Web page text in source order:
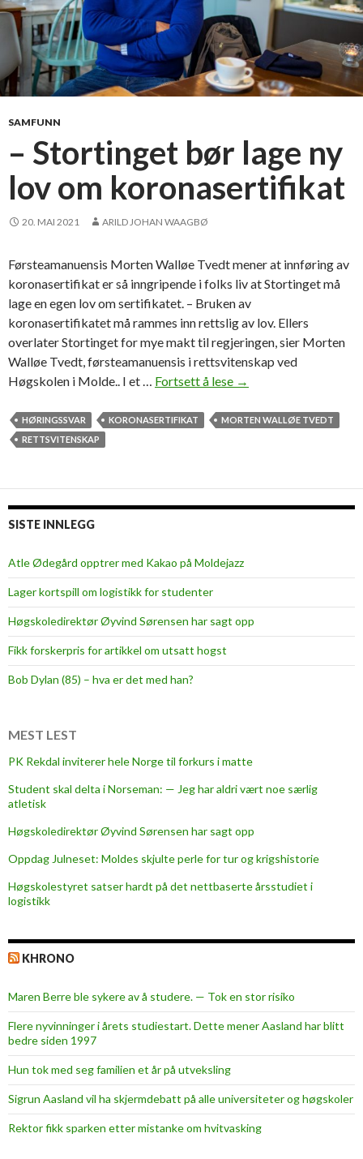
SAMFUNN
– Stortinget bør lage ny
lov om koronasertifikat
20. MAI 2021 ARILD JOHAN WAAGBØ
Førsteamanuensis Morten Walløe Tvedt mener at innføring av
koronasertifikat er så inngripende i folks liv at Stortinget må
lage en egen lov om sertifikatet. – Bruken av
koronasertifikatet må rammes inn rettslig av lov. Ellers
overlater Stortinget for mye makt til regjeringen, sier Morten
Walløe Tvedt, førsteamanuensis i rettsvitenskap ved
Høgskolen i Molde.. I et … Fortsett å lese –
t
t
r
l
o
o
k
o
n
e
r
f
i
k
→
HØRINGSSVAR KORONASERTIFIKAT
MORTEN WALLØE TVEDT
RETTSVITENSKAP
SISTE INNLEGG
Atle Ødegård opptrer med Kakao på Moldejazz
Lager kortspill om logistikk for studenter
Høgskoledirektør Øyvind Sørensen har sagt opp
Fikk forskerpris for artikkel om utsatt hogst
Bob Dylan (85) – hva er det med han?
MEST LEST
PK Rekdal inviterer hele Norge til forkurs i matte
Student skal delta i Norseman: — Jeg har aldri vært noe særlig
atletisk
Høgskoledirektør Øyvind Sørensen har sagt opp
Oppdag Julneset: Moldes skjulte perle for tur og krigshistorie
Høgskolestyret satser hardt på det nettbaserte årsstudiet i
logistikk
KHRONO
Maren Berre ble sykere av å studere. — Tok en stor risiko
Flere nyvinninger i årets studiestart. Dette mener Aasland har blitt
bedre siden 1997
Hun tok med seg familien et år på utveksling
Sigrun Aasland vil ha skjerm­debatt på alle universiteter og høgskoler
Rektor fikk sparken etter mistanke om hvitvasking